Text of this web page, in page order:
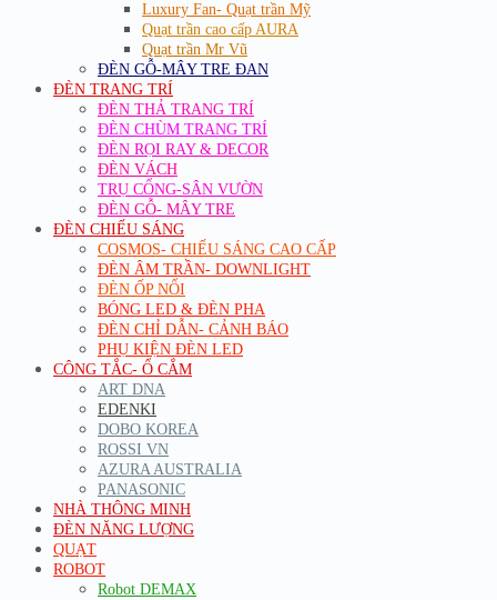
Luxury Fan- Quạt trần Mỹ
Quạt trần cao cấp AURA
Quạt trần Mr Vũ
ĐÈN GỖ-MÂY TRE ĐAN
ĐÈN TRANG TRÍ
ĐÈN THẢ TRANG TRÍ
ĐÈN CHÙM TRANG TRÍ
ĐÈN RỌI RAY & DECOR
ĐÈN VÁCH
TRỤ CỔNG-SÂN VƯỜN
ĐÈN GỖ- MÂY TRE
ĐÈN CHIẾU SÁNG
COSMOS- CHIẾU SÁNG CAO CẤP
ĐÈN ÂM TRẦN- DOWNLIGHT
ĐÈN ỐP NỔI
BÓNG LED & ĐÈN PHA
ĐÈN CHỈ DẪN- CẢNH BÁO
PHỤ KIỆN ĐÈN LED
CÔNG TẮC- Ổ CẮM
ART DNA
EDENKI
DOBO KOREA
ROSSI VN
AZURA AUSTRALIA
PANASONIC
NHÀ THÔNG MINH
ĐÈN NĂNG LƯỢNG
QUẠT
ROBOT
Robot DEMAX